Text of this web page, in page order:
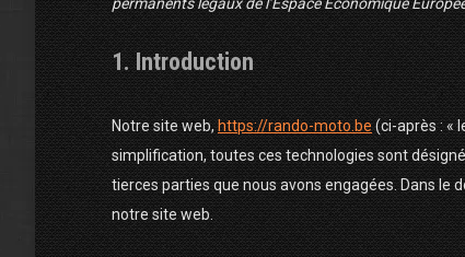
1. Introduction
Notre site web,https://rando-moto.be(ci-après : «
simplification, toutes ces technologies sont
tierces parties que nous avons engagées. Dans le
notre site web.